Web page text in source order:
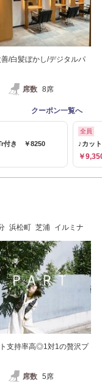
/白髪ぼかし/デジタルパ
席数 8席
クーポン一覧へ
付き ￥8250
全員
♪カッ
￥
浜松町 芝浦 イルミナ
支持率高◎1対1の贅沢プ
席数 5席